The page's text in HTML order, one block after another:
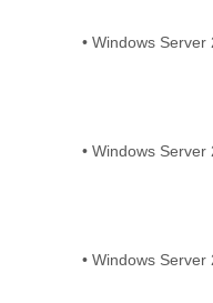
• Windows Server
• Windows Server
• Windows Server